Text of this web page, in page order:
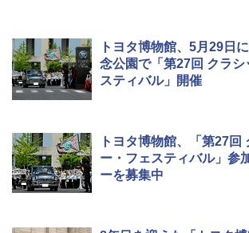
トヨタ博物館、5月29日
念公園で「第27回 クラシ
スティバル」開催
トヨタ博物館、「第27回
ー・フェスティバル」参
ーを募集中